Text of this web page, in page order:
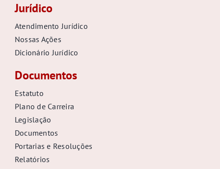
Jurídico
Atendimento Jurídico
Nossas Ações
Dicionário Jurídico
Documentos
Estatuto
Plano de Carreira
Legislação
Documentos
Portarias e Resoluções
Relatórios